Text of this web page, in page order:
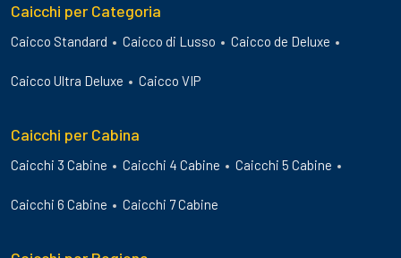
Caicchi per Categoria
Caicco Standard Caicco di Lusso Caicco de Deluxe
Caicco Ultra Deluxe Caicco VIP
Caicchi per Cabina
Caicchi 3 Cabine Caicchi 4 Cabine Caicchi 5 Cabine
Caicchi 6 Cabine Caicchi 7 Cabine